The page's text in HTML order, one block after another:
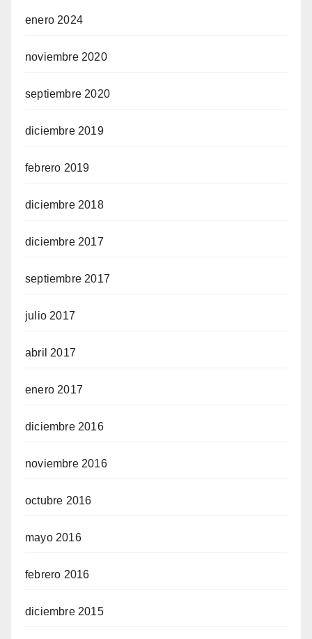
enero 2024
noviembre 2020
septiembre 2020
diciembre 2019
febrero 2019
diciembre 2018
diciembre 2017
septiembre 2017
julio 2017
abril 2017
enero 2017
diciembre 2016
noviembre 2016
octubre 2016
mayo 2016
febrero 2016
diciembre 2015